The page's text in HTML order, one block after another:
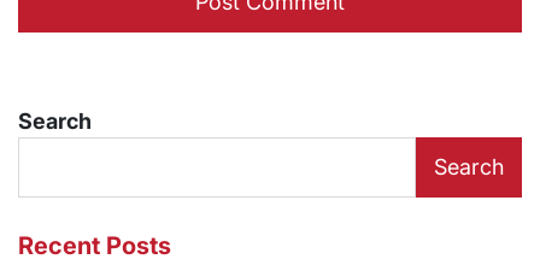
Search
Search
Recent Posts